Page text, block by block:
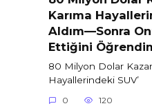
Karıma
Aldım—Sonra
Ettiğini
80 Milyon Dolar
Hayallerindeki SUV’
0 120